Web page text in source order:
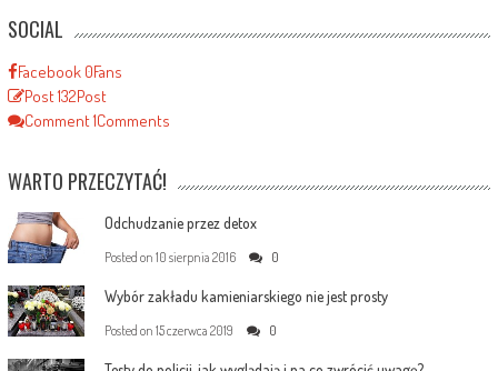
SOCIAL
Facebook 0Fans
Post132Post
Comment1Comments
WARTO PRZECZYTAĆ!
Odchudzanie przez detox
Posted on 10 sierpnia 2016 0
Wybór zakładu kamieniarskiego nie jest prosty
Posted on 15 czerwca 2019 0